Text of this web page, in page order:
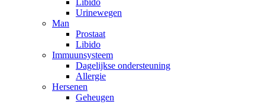
Libido
Urinewegen
Man
Prostaat
Libido
Immuunsysteem
Dagelijkse ondersteuning
Allergie
Hersenen
Geheugen